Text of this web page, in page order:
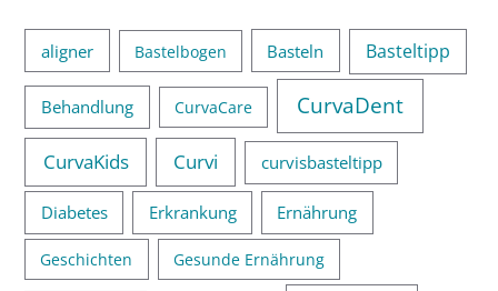
aligner Bastelbogen Basteln Basteltipp
Behandlung CurvaCare CurvaDent
CurvaKids Curvi curvisbasteltipp
Diabetes Erkrankung Ernährung
Geschichten Gesunde Ernährung